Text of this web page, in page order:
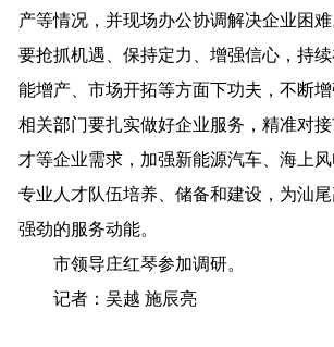
产等情况，并现场办公协调解决企业困难
要抢抓机遇、保持定力、增强信心，持
能增产、市场开拓等方面下功夫，不断增
相关部门要扎实做好企业服务，精准对
才等企业需求，加强新能源汽车、海上
专业人才队伍培养、储备和建设，为汕
强劲的服务动能。
市领导庄红琴参加调研。
记者 ：吴越 施辰亮